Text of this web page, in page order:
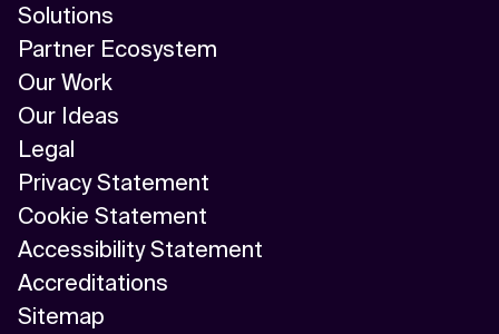
Solutions
Partner Ecosystem
Our Work
Our Ideas
Legal
Privacy Statement
Cookie Statement
Accessibility Statement
Accreditations
Sitemap